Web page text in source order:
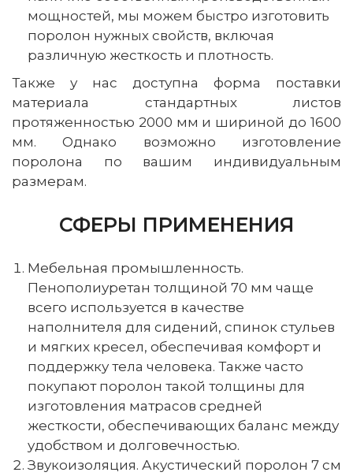
мощностей, мы можем быстро изготовить
поролон нужных свойств, включая
различную жесткость и плотность.
Также у нас доступна форма поставки
материала стандартных листов
протяженностью 2000 мм и шириной до 1600
мм. Однако возможно изготовление
поролона по вашим индивидуальным
размерам.
СФЕРЫ ПРИМЕНЕНИЯ
Мебельная промышленность.
Пенополиуретан толщиной 70 мм чаще
всего используется в качестве
наполнителя для сидений, спинок стульев
и мягких кресел, обеспечивая комфорт и
поддержку тела человека. Также часто
покупают поролон такой толщины для
изготовления матрасов средней
жесткости, обеспечивающих баланс между
удобством и долговечностью.
Звукоизоляция. Акустический поролон 7 см